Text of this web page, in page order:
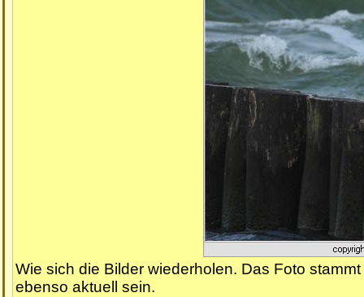
Wie sich die Bilder wiederholen. Das Foto
ebenso aktuell sein.